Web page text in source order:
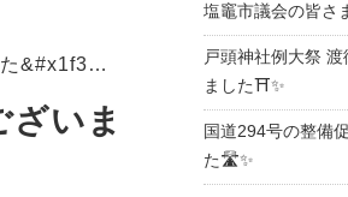
た&#x1f3…
いま
塩竈市議会の皆さ
戸頭神社例大祭
ました⛩️✨
国道294号の整備
た🛣️✨